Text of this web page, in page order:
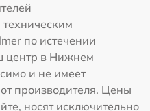
по истечении
центр в Нижнем
и не имеет
производителя. Цены
носят исключительно